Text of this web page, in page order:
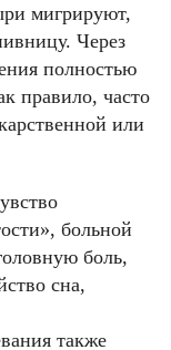
мигрируют,
Через
полностью
правило, часто
или
больной
боль,
сна,
также